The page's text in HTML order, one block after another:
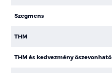
Szegmens
THM
THM és kedvezmény öszevonható